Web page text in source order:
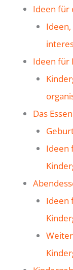
Ideen für
Ideen für
Das
Ideen
Ideen